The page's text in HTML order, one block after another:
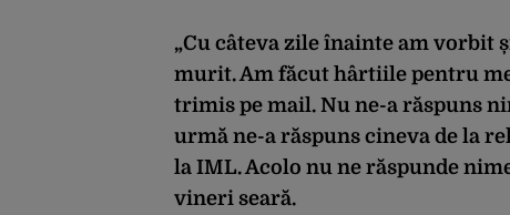
„Cu câteva zile înainte am vorbit
murit. Am făcut hârtiile pentru
trimis pe mail. Nu ne-a răspuns
urmă ne-a răspuns cineva de la
la IML. Acolo nu ne răspunde
vineri seară.